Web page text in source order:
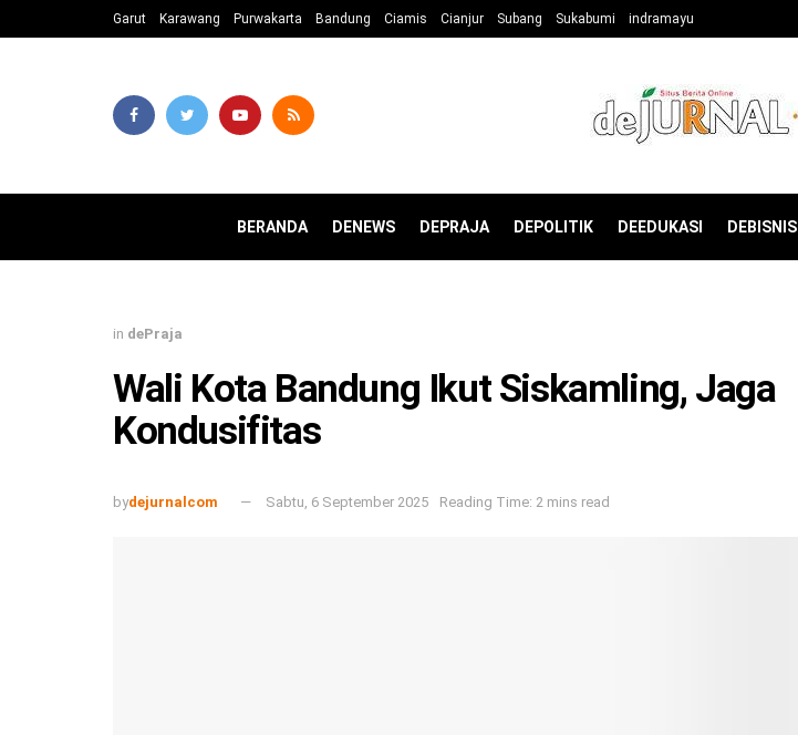
Garut Karawang Purwakarta Bandung Ciamis Cianjur Subang Sukabumi indramayu
BERANDA DENEWS DEPRAJA DEPOLITIK DEEDUKASI DEBISNIS
in dePraja
Wali Kota Bandung Ikut Siskamling, Jaga
Kondusifitas
bydejurnalcom Sabtu, 6 September 2025 Reading Time: 2 mins read